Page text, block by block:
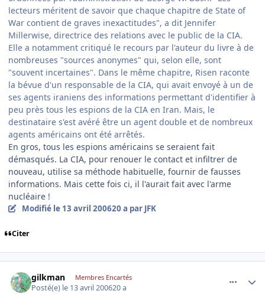
lecteurs méritent de savoir que chaque chapitre de State of
War contient de graves inexactitudes", a dit Jennifer
Millerwise, directrice des relations avec le public de la CIA.
Elle a notamment critiqué le recours par l'auteur du livre à de
nombreuses "sources anonymes" qui, selon elle, sont
"souvent incertaines". Dans le même chapitre, Risen raconte
la bévue d'un responsable de la CIA, qui avait envoyé à un de
ses agents iraniens des informations permettant d'identifier à
peu près tous les espions de la CIA en Iran. Mais, le
destinataire s'est avéré être un agent double et de nombreux
agents américains ont été arrêtés.
En gros, tous les espions américains se seraient fait
démasqués. La CIA, pour renouer le contact et infiltrer de
nouveau, utilise sa méthode habituelle, fournir de fausses
informations. Mais cette fois ci, il l'aurait fait avec l'arme
nucléaire !
Modifié le 13 avril 200620 a par JFK
Citer
gilkman Membres Encartés
Posté(e) le 13 avril 200620 a